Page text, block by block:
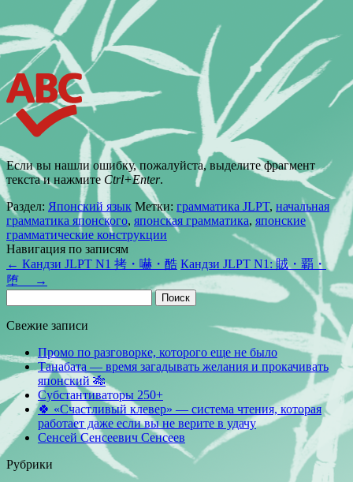
Если вы нашли ошибку, пожалуйста, выделите фрагмент
текста и нажмите Ctrl+Enter.
Раздел: Японский язык Метки: грамматика JLPT, начальная
грамматика японского, японская грамматика, японские
грамматические конструкции
Навигация по записям
← Кандзи JLPT N1 拷・嚇・酷 Кандзи JLPT N1: 賊・覇・
堕
→
Свежие записи
Промо по разговорке, которого еще не было
Танабата — время загадывать желания и прокачивать
японский 🎋
Субстантиваторы 250+
🍀 «Счастливый клевер» — система чтения, которая
работает даже если вы не верите в удачу
Сенсей Сенсеевич Сенсеев
Рубрики